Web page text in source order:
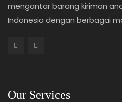
mengantar barang kiriman
Indonesia dengan berbagai
Our Services